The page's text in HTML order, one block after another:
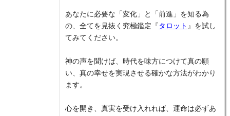
あなたに必要な「変化」と「前進」を知る為
の、全てを見抜く究極鑑定『 タロット 』を試し
てみてください。
神の声を聞けば、時代を味方につけて真の願
い、真の幸せを実現させる確かな方法がわかり
ます。
心を開き、真実を受け入れれば、運命は必ずあ